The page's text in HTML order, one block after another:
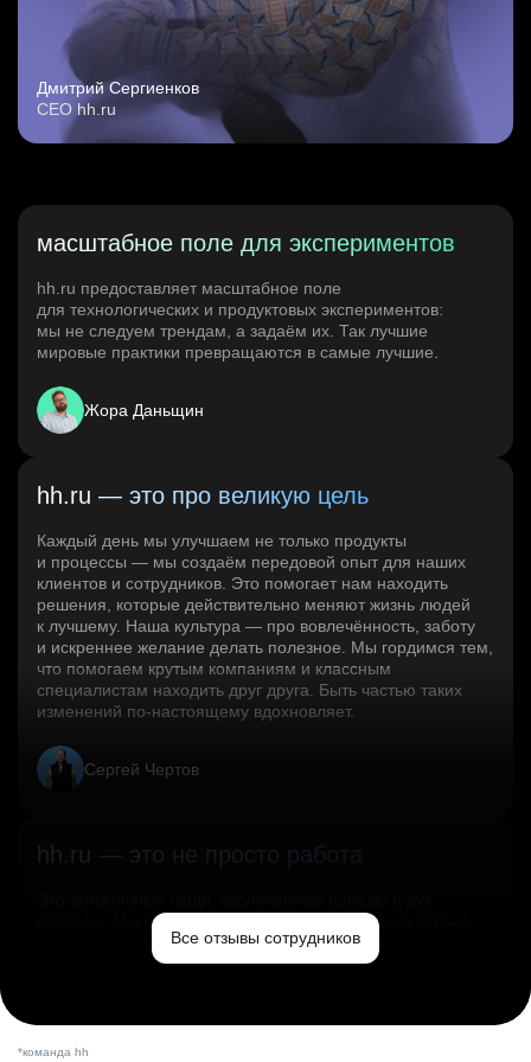
Дмитрий Сергиенков
CEO hh.ru
масштабное поле для экспериментов
hh.ru предоставляет масштабное поле
для технологических и продуктовых экспериментов:
мы не следуем трендам, а задаём их. Так лучшие
мировые практики превращаются в самые лучшие.
Жора Даньщин
hh.ru — это про великую цель
Каждый день мы улучшаем не только продукты
и процессы — мы создаём передовой опыт для наших
клиентов и сотрудников. Это помогает нам находить
решения, которые действительно меняют жизнь людей
к лучшему. Наша культура — про вовлечённость, заботу
и искреннее желание делать полезное. Мы гордимся тем,
что помогаем крутым компаниям и классным
специалистам находить друг друга. Быть частью таких
изменений по‑настоящему вдохновляет.
Сергей Чертов
hh.ru — это не просто работа
свободы. Мы помогаем миру и создаём лучший сервис
по поиску работы в стране.Все отзывы сотрудников
*команда hh